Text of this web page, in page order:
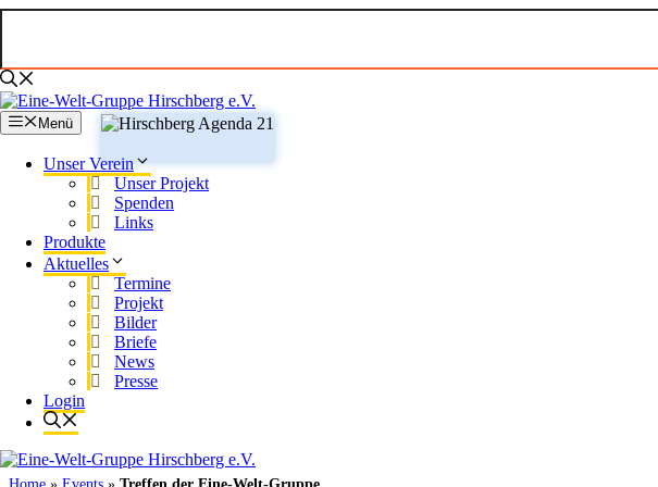
Zum
Menü
Unser Verein
Unser Projekt
Spenden
Links
Produkte
Aktuelles
Termine
Projekt
Bilder
Briefe
News
Presse
Login